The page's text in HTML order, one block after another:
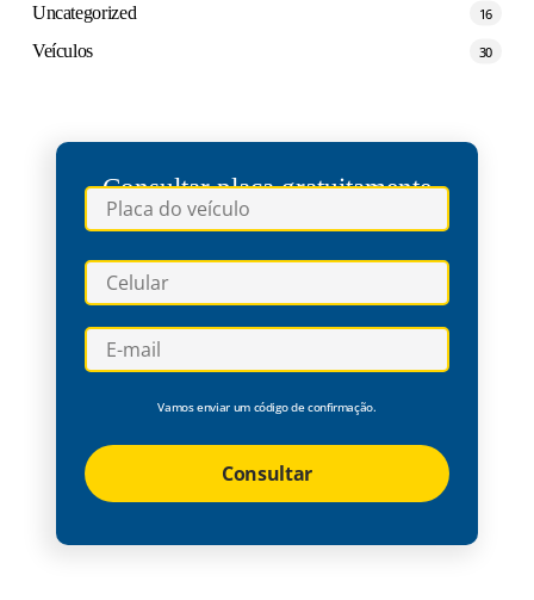
Uncategorized 16
Veículos 30
Consultar placa gratuitamente
Vamos enviar um código de confirmação.
Consultar